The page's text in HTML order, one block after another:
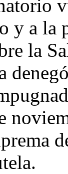
y a la
la